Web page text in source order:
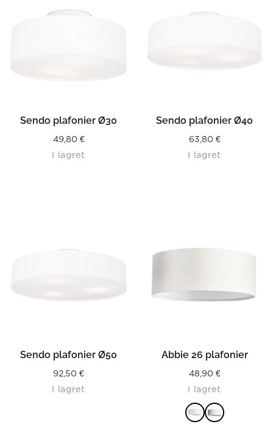
Sendo plafonier Ø30
49,80 €
I lagret
Sendo plafonier Ø40
63,80 €
I lagret
Sendo plafonier Ø50
92,50 €
I lagret
Abbie 26 plafonier
48,90 €
I lagret